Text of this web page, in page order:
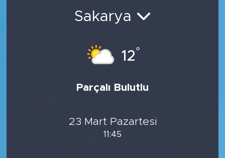
Sakarya
12°
Parçalı Bulutlu
23 Mart Pazartesi
11:45